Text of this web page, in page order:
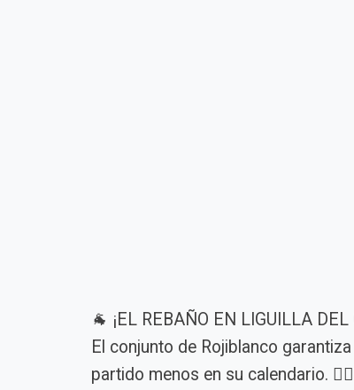
🐐 ¡EL REBAÑO EN LIGUILLA
El conjunto de Rojiblanco
partido menos en su calendario.